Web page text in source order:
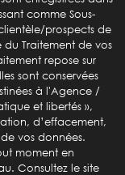
16 %
27,72 %
41,24 %
31,04 %
comme Sous-
prospects de
du Traitement de vos
repose sur
sont conservées
à l'Agence /
et libertés »,
d’effacement,
vos données.
moment en
Consultez le site